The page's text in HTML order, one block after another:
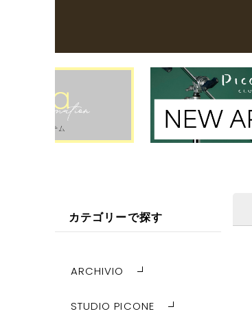
カテゴリーで探す
ARCHIVIO
STUDIO PICONE